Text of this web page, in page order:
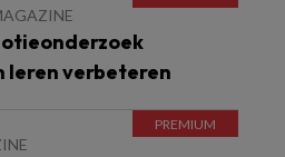
leren verbeteren